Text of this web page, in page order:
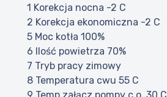
1 Korekcja nocna -2 C
2 Korekcja ekonomiczna -2 C
5 Moc kotła 100%
6 Ilość powietrza 70%
7 Tryb pracy zimowy
8 Temperatura cwu 55 C